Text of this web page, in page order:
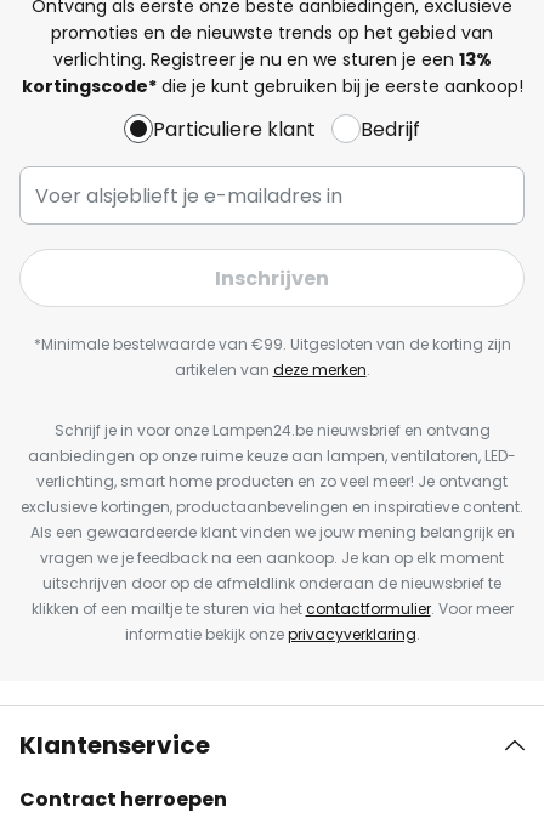
Ontvang als eerste onze beste aanbiedingen, exclusieve
promoties en de nieuwste trends op het gebied van
verlichting. Registreer je nu en we sturen je een 13%
kortingscode*die je kunt gebruiken bij je eerste aankoop!
Particuliere klant Bedrijf
Inschrijven
*Minimale bestelwaarde van €99. Uitgesloten van de korting zijn
artikelen van deze merken.
Schrijf je in voor onze Lampen24.be nieuwsbrief en ontvang
aanbiedingen op onze ruime keuze aan lampen, ventilatoren, LED-
verlichting, smart home producten en zo veel meer! Je ontvangt
exclusieve kortingen, productaanbevelingen en inspiratieve content.
Als een gewaardeerde klant vinden we jouw mening belangrijk en
vragen we je feedback na een aankoop. Je kan op elk moment
uitschrijven door op de afmeldlink onderaan de nieuwsbrief te
klikken of een mailtje te sturen via hetcontactformulier. Voor meer
informatie bekijk onzeprivacyverklaring.
Klantenservice
Contract herroepen